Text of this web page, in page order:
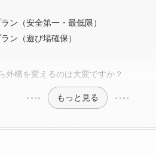
ン（安全第一・最低限）
ン（遊び場確保）
外構を変えるのは大変ですか？
もっと見る